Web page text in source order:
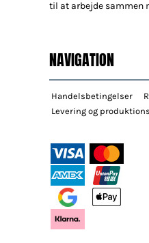
til at arbejde sammen
NAVIGATION
Handelsbetingelser
Levering og